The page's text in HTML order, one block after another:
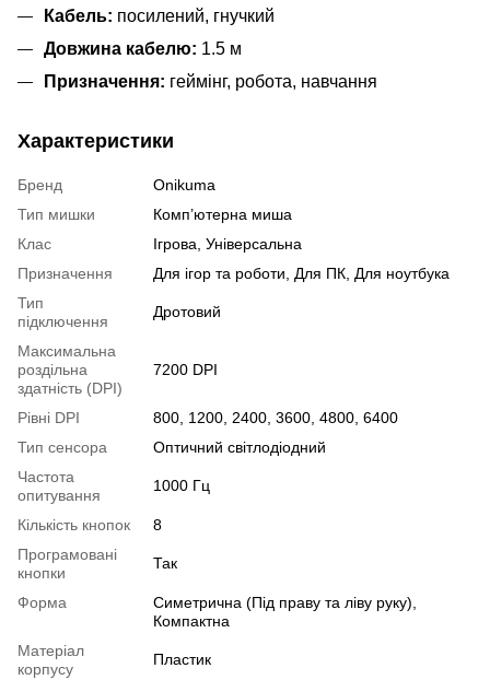
Кабель: посилений, гнучкий
Довжина кабелю: 1.5 м
Призначення: геймінг, робота, навчання
Характеристики
Бренд
Onikuma
Тип мишки
Комп’ютерна миша
Клас
Ігрова, Універсальна
Призначення
Для ігор та роботи, Для ПК, Для ноутбука
Тип
підключення
Дротовий
Максимальна
роздільна
здатність (DPI)
7200 DPI
Рівні DPI
800, 1200, 2400, 3600, 4800, 6400
Тип сенсора
Оптичний світлодіодний
Частота
опитування
1000 Гц
Кількість кнопок
8
Програмовані
кнопки
Так
Форма
Симетрична (Під праву та ліву руку),
Компактна
Матеріал
корпусу
Пластик